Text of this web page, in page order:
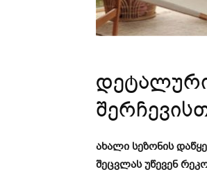
ახალი სეზონის
შეცვლას უწევენ